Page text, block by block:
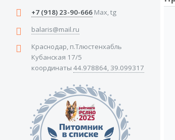
+7 (918) 23-90-666Max, tg
balaris@mail.ru
Краснодар, п.Тлюстенхабль
Кубанская 17/5
координаты 44.978864, 39.099317